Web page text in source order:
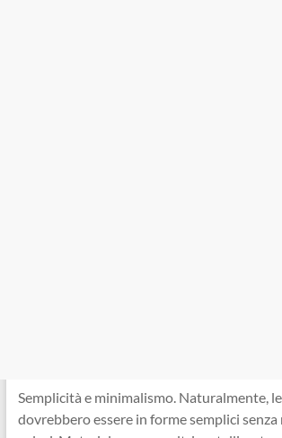
Semplicità e minimalismo. Naturalmente,
dovrebbero essere in forme semplici